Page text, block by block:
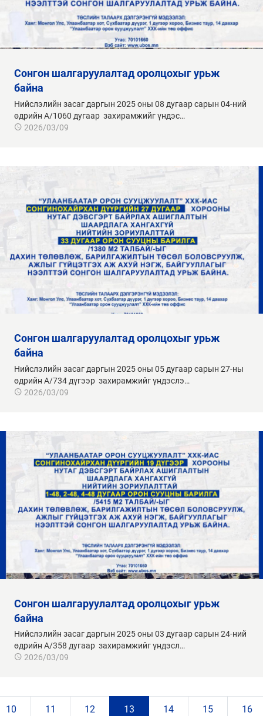
сонгон шалгаруулалтад оролцохыг урьж
байна
Нийслэлийн засаг даргын 2025 оны 08 дугаар сарын 04-ний
өдрийн А/1060 дугаар захирамжийг үндэс…
2026/03/09
сонгон шалгаруулалтад оролцохыг урьж
байна
Нийслэлийн засаг даргын 2025 оны 05 дугаар сарын 27-ны
өдрийн А/734 дүгээр захирамжийг үндэслэ…
2026/03/09
сонгон шалгаруулалтад оролцохыг урьж
байна
Нийслэлийн засаг даргын 2025 оны 03 дугаар сарын 24-ний
өдрийн А/358 дугаар захирамжийг үндэсл…
2026/03/09
10 11 12 13 14 15 16